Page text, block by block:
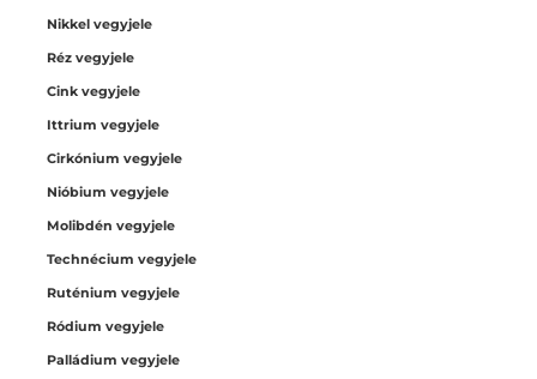
Nikkel vegyjele
Réz vegyjele
Cink vegyjele
Ittrium vegyjele
Cirkónium vegyjele
Nióbium vegyjele
Molibdén vegyjele
Technécium vegyjele
Ruténium vegyjele
Ródium vegyjele
Palládium vegyjele